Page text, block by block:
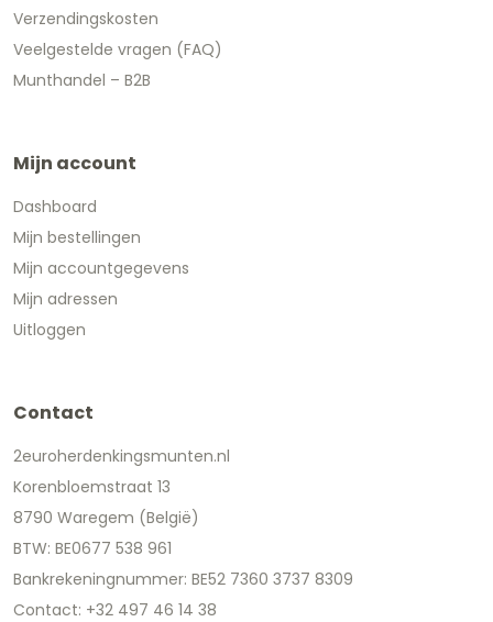
Verzendingskosten
Veelgestelde vragen (FAQ)
Munthandel – B2B
Mijn account
Dashboard
Mijn bestellingen
Mijn accountgegevens
Mijn adressen
Uitloggen
Contact
2euroherdenkingsmunten.nl
Korenbloemstraat 13
8790 Waregem (België)
BTW: BE0677 538 961
Bankrekeningnummer: BE52 7360 3737 8309
Contact: +32 497 46 14 38